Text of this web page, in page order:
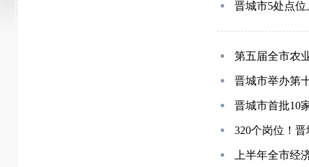
晋城市5处点
第五届全市农
晋城市举办第
晋城市首批10
320个岗位！
上半年全市经